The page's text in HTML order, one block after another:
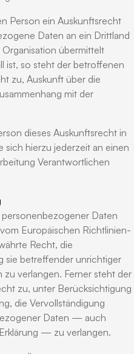
Person ein Auskunftsrecht
Daten an ein Drittland
übermittelt
ist, so steht der betroffenen
zu, Auskunft über die
mit der
dieses Auskunftsrecht in
sich hierzu jederzeit an einen
Verantwortlichen
Daten
Europäischen Richtlinien-
Recht, die
sie betreffender unrichtiger
verlangen. Ferner steht der
zu, unter Berücksichtigung
die Vervollständigung
Daten — auch
— zu verlangen.